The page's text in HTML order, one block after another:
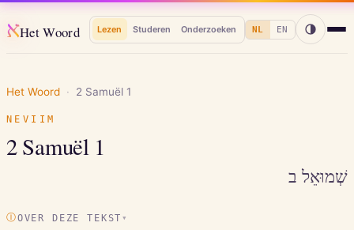
אHet Woord Lezen Studeren Onderzoeken NL EN
Het Woord · 2 Samuël 1
NEVIIM
2 Samuël 1
שְׁמוּאֵל ב
ⒾOVER DEZE TEKST ▾